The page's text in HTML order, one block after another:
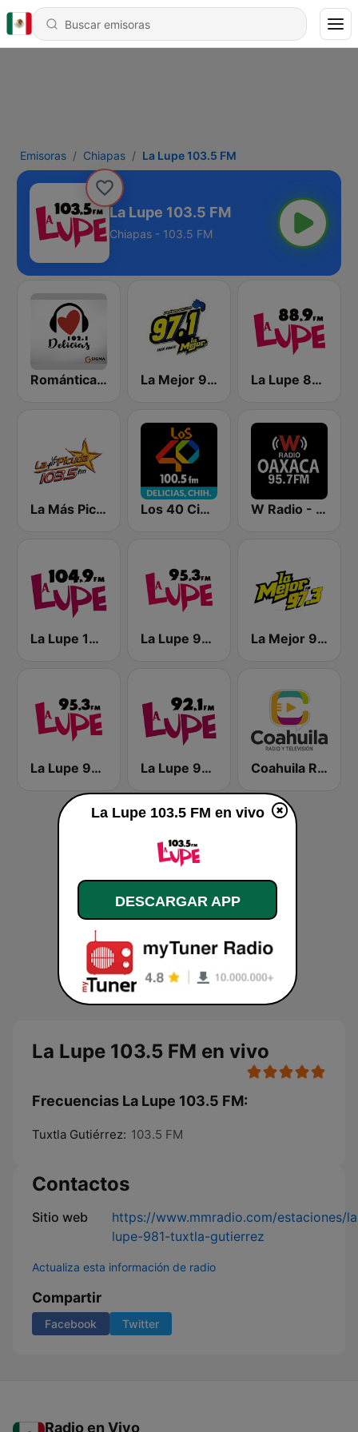
Emisoras Chiapas La Lupe 103.5 FM
La Lupe 103.5 FM
Chiapas - 103.5 FM
Romántica 102.1 FM Delicias La Mejor 97.1 FM La Lupe 88.9 FM
La Más Picuda Los 40 Ciudad Delicias W Radio - Oaxaca
La Lupe 104.9 FM | San Luis Potosí La Lupe 95.3 FM | La Lupe CD Victoria La Mejor 97.3 FM
La Lupe 95.3 FM La Lupe 92.1 FM | Mazatlán Coahuila Radio y Televisión
La Lupe 103.5 FM en vivo
Frecuencias La Lupe 103.5 FM:
Tuxtla Gutiérrez: 103.5 FM
Contactos
Sitio web
https://www.mmradio.com/estaciones/
lupe-981-tuxtla-gutierrez
Actualiza esta información de radio
Compartir
Facebook Twitter
Radio en Vivo
La Lupe 103.5 FM en vivo
DESCARGAR APP